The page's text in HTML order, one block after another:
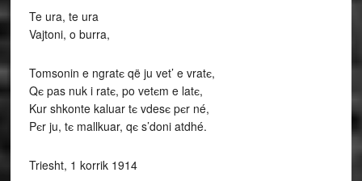
Te ura, te ura
Vajtoni, o burra,
Tomsonin e ngratє që ju vet’ e vratє,
Qє pas nuk i ratє, po vetєm e latє,
Kur shkonte kaluar tє vdesє pєr né,
Pєr ju, tє mallkuar, qє s’doni atdhé.
Triesht, 1 korrik 1914